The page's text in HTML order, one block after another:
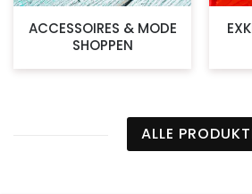
ACCESSOIRES & MODE
SHOPPEN
ALLE